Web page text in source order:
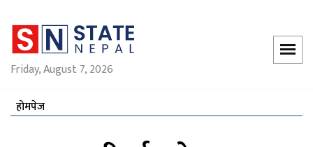
Friday, August 7, 2026
होमपेज